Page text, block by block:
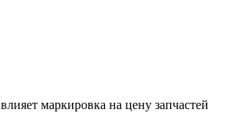
маркировка на цену запчастей